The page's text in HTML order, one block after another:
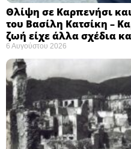
Θλίψη σε Καρπενήσι
του Βασίλη Κατσίκη –
ζωή είχε άλλα σχέδια
6 Αυγούστου 2026